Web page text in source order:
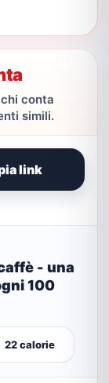
conta
simili.
link
- una
100
22 calorie